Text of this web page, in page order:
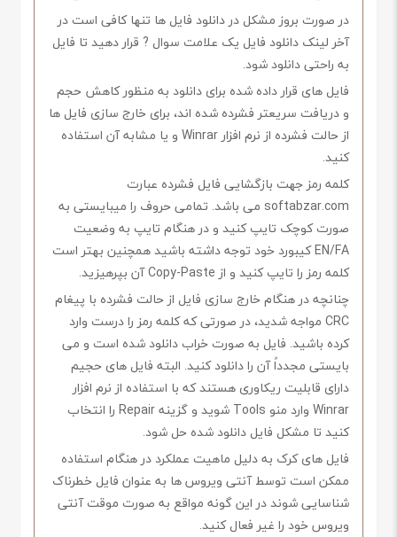
در صورت بروز مشکل در دانلود فایل ها تنها کافی است در
آخر لینک دانلود فایل یک علامت سوال ? قرار دهید تا فایل
به راحتی دانلود شود.
فایل های قرار داده شده برای دانلود به منظور کاهش حجم
و دریافت سریعتر فشرده شده اند، برای خارج سازی فایل ها
از حالت فشرده از نرم افزار Winrar و یا مشابه آن استفاده
کنید.
کلمه رمز جهت بازگشایی فایل فشرده عبارت
softabzar.com می باشد. تمامی حروف را میبایستی به
صورت کوچک تایپ کنید و در هنگام تایپ به وضعیت
EN/FA کیبورد خود توجه داشته باشید همچنین بهتر است
کلمه رمز را تایپ کنید و از Copy-Paste آن بپرهیزید.
چنانچه در هنگام خارج سازی فایل از حالت فشرده با پیغام
CRC مواجه شدید، در صورتی که کلمه رمز را درست وارد
کرده باشید. فایل به صورت خراب دانلود شده است و می
بایستی مجدداً آن را دانلود کنید. البته فایل های حجیم
دارای قابلیت ریکاوری هستند که با استفاده از نرم افزار
Winrar وارد منو Tools شوید و گزینه Repair را انتخاب
کنید تا مشکل فایل دانلود شده حل شود.
فایل های کرک به دلیل ماهیت عملکرد در هنگام استفاده
ممکن است توسط آنتی ویروس ها به عنوان فایل خطرناک
شناسایی شوند در این گونه مواقع به صورت موقت آنتی
ویروس خود را غیر فعال کنید.